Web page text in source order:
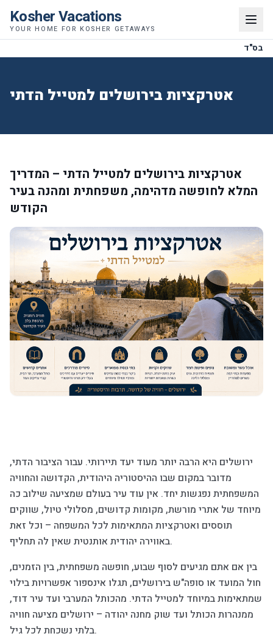
Kosher Vacations
YOUR HOME FOR KOSHER GETAWAYS
בס"ד
אטרקציות בירושלים למטייל הדתי
אטרקציות בירושלים למטייל הדתי – המדריך
המלא לחופשה מדהימה, משפחתית ומהנה בעיר
הקודש
ירושלים היא הרבה יותר מעוד יעד תיירותי. עבור הציבור הדתי,
מדובר במקום שבו ההיסטוריה היהודית, הקדושה והחוויה
המשפחתית נפגשות יחד. אין עוד עיר בעולם שמציעה שילוב כה
מיוחד של אתרי מורשת, מקומות קדושים, מסלולי טיול, שווקים
תוססים ואטרקציות המתאימות לכל המשפחה – וכל זאת
באווירה יהודית אותנטית שאין לה תחליף.
בין אם אתם מגיעים לסוף שבוע, חופשה משפחתית, בין הזמנים,
חול המועד או סופה"ש בירושלים, תגלו אינספור אפשרויות בילוי
שמתאימות במיוחד למטייל הדתי. מהכותל המערבי ועד עיר דוד,
ממנהרות הכותל ועד שוק מחנה יהודה – ירושלים מציעה חוויה
בלתי נשכחת לכל גיל.